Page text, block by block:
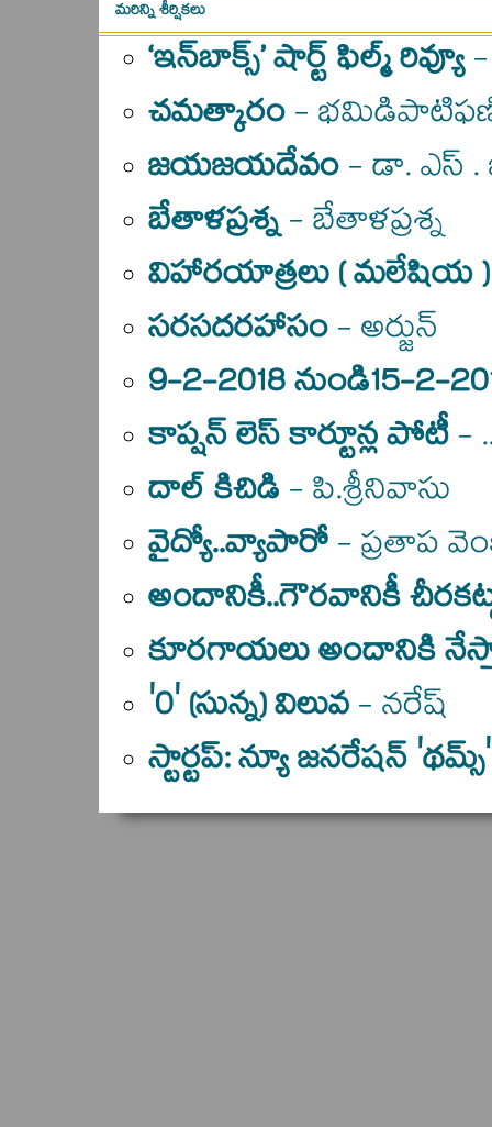
మరిన్ని శీర్షికలు
‘ఇన్‍బాక్స్’ షార్ట్ ఫిల్మ్ రివ్యూ-
చమత్కారం-
జయజయదేవం- డా. ఎస్
బేతాళప్రశ్న- బేతాళప్రశ్న
విహారయాత్రలు ( మలేషియ )
సరసదరహాసం- అర్జున్
9-2-2018 నుండి15-2-
కాప్షన్ లెస్ కార్టూన్ల పోటీ-
దాల్ కిచిడి- పి.శ్రీనివాసు
వైద్యో..వ్యాపారో- ప్రతాప
అందానికీ..గౌరవానికీ
కూరగాయలు అందానికి
'0' (సున్న) విలువ- నరేష్
స్టార్టప్‌: న్యూ జనరేషన్‌